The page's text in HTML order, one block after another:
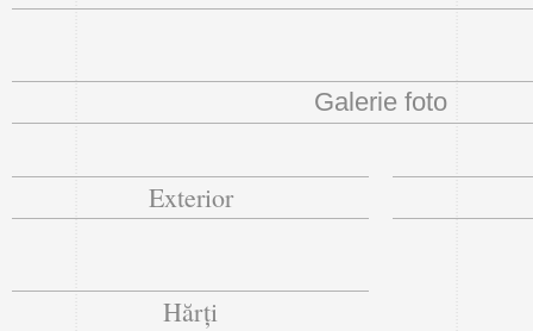
Galerie foto
Exterior
Hărți